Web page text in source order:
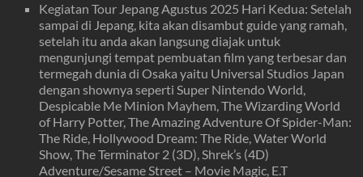
Kegiatan Tour Jepang Agustus 2025 Hari Kedua: Setelah
sampai di Jepang, kita akan disambut guide yang ramah,
setelah itu anda akan langsung diajak untuk
mengunjungi tempat pembuatan film yang terbesar dan
termegah dunia di Osaka yaitu Universal Studios Japan
dengan shownya seperti Super Nintendo World,
Despicable Me Minion Mayhem, The Wizarding World
of Harry Potter, The Amazing Adventure Of Spider-Man:
The Ride, Hollywood Dream: The Ride, Water World
Show, The Terminator 2 (3D), Shrek’s (4D)
Adventure/Sesame Street – Movie Magic, E.T